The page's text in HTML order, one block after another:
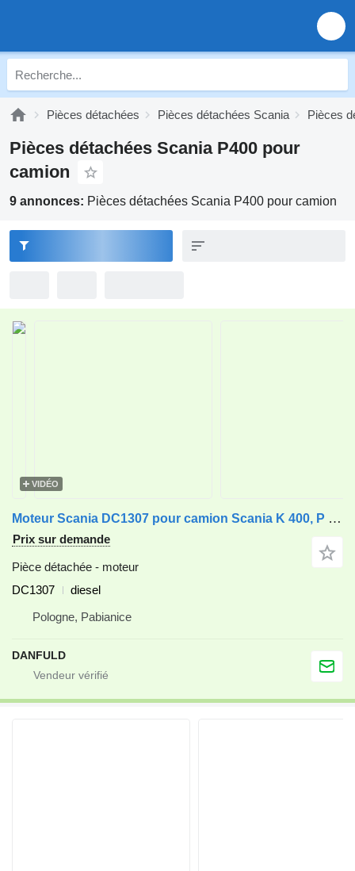
Pièces détachées Pièces détachées Scania Pièces
Pièces détachées Scania P400 pour
camion
9 annonces: Pièces détachées Scania P400 pour camion
VIDÉO
Moteur Scania DC1307 pour camion Scania K 400, P 400, R 400, Series - G 400
Prix sur demande
Pièce détachée - moteur
DC1307
diesel
Pologne, Pabianice
DANFULD